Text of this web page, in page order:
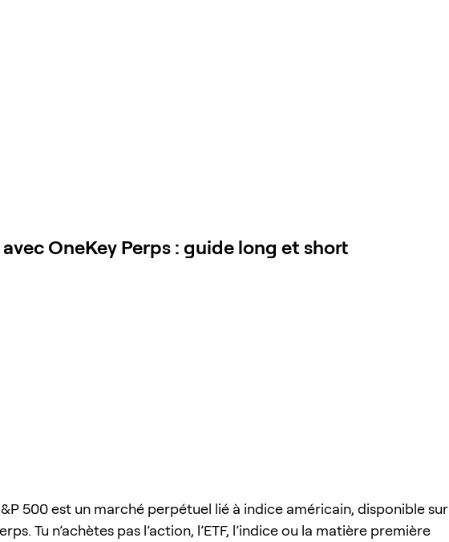
OneKey Perps : guide long et short
500 est un marché perpétuel lié à indice américain, disponible sur
Tu n’achètes pas l’action, l’ETF, l’indice ou la matière première